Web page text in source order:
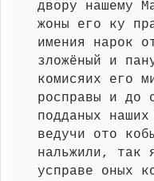
двору нашему
жоны его ку
имения нарок
зложёный и
комисяих его
росправы и до
подданых
ведучи ото
нальжили, так
усправе оных